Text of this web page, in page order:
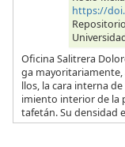
https://
Oficina Salitrera
ga mayoritariamente,
llos, la cara interna
imiento interior de la
tafetán. Su densidad